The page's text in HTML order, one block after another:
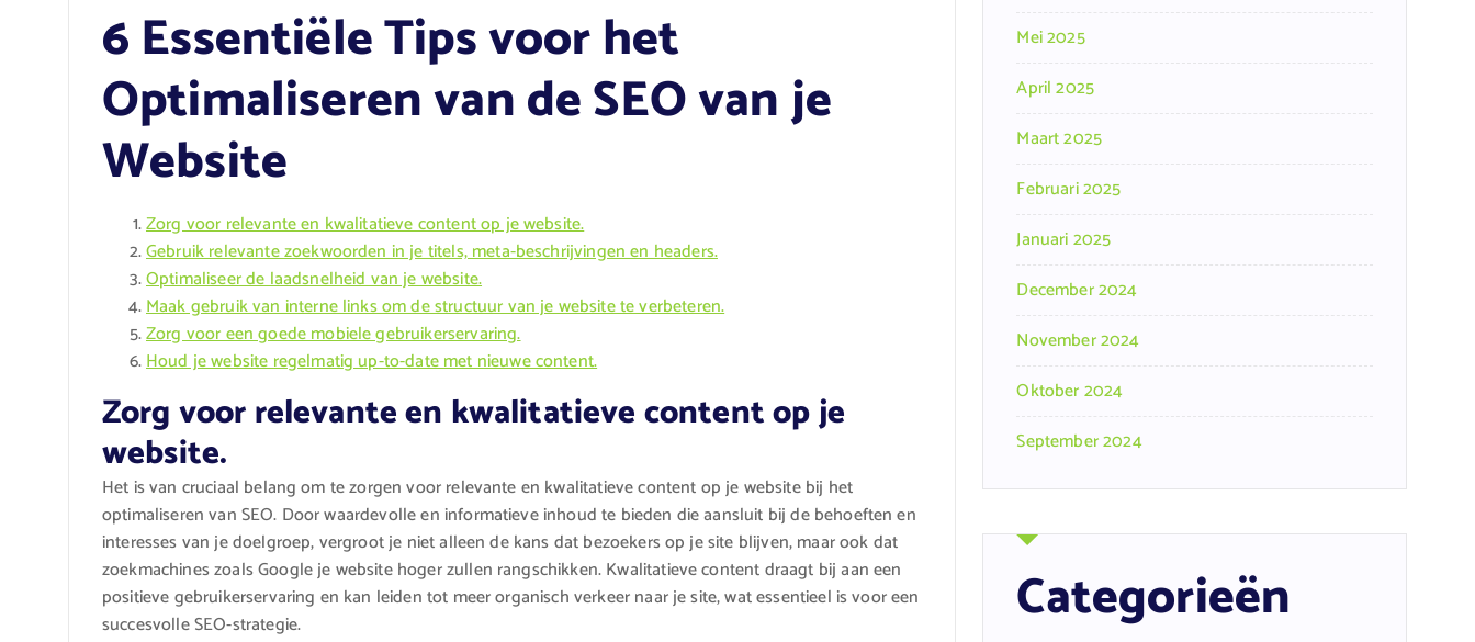
6 Essentiële Tips voor het
Optimaliseren van de SEO van je
Website
Zorg voor relevante en kwalitatieve content op je website.
Gebruik relevante zoekwoorden in je titels, meta-beschrijvingen en headers.
Optimaliseer de laadsnelheid van je website.
Maak gebruik van interne links om de structuur van je website te verbeteren.
Zorg voor een goede mobiele gebruikerservaring.
Houd je website regelmatig up-to-date met nieuwe content.
Zorg voor relevante en kwalitatieve content op je
website.
Het is van cruciaal belang om te zorgen voor relevante en kwalitatieve content op je website bij het
optimaliseren van SEO. Door waardevolle en informatieve inhoud te bieden die aansluit bij de behoeften en
interesses van je doelgroep, vergroot je niet alleen de kans dat bezoekers op je site blijven, maar ook dat
zoekmachines zoals Google je website hoger zullen rangschikken. Kwalitatieve content draagt bij aan een
positieve gebruikerservaring en kan leiden tot meer organisch verkeer naar je site, wat essentieel is voor een
succesvolle SEO-strategie.
Mei 2025
April 2025
Maart 2025
Februari 2025
Januari 2025
December 2024
November 2024
Oktober 2024
September 2024
Categorieën